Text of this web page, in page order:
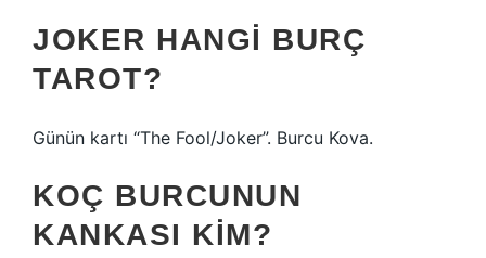
JOKER HANGI BURÇ
TAROT?
Günün kartı “The Fool/Joker”. Burcu Kova.
KOÇ BURCUNUN
KANKASI KIM?